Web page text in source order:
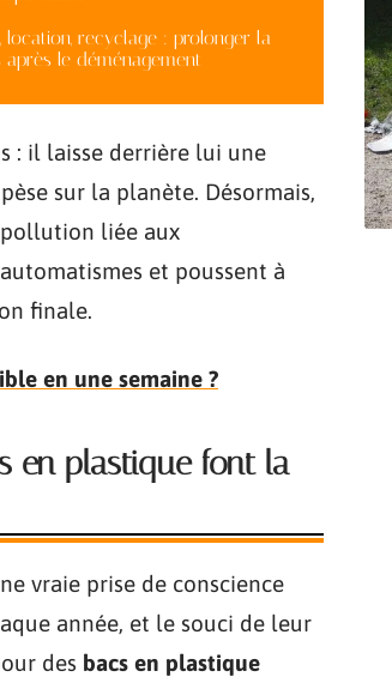
location, recyclage : prolonger la
après le déménagement
: il laisse derrière lui une
sur la planète. Désormais,
liée aux
et poussent à
finale.
en une semaine ?
en plastique font la
vraie prise de conscience
année, et le souci de leur
des bacs en plastique